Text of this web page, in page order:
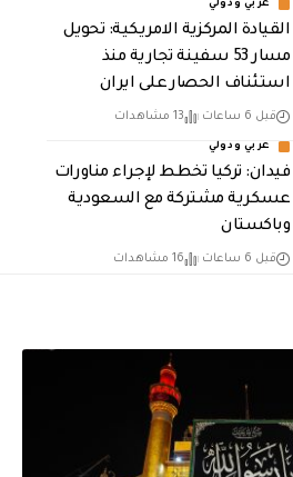
عربي ودولي
القيادة المركزية الامريكية: تحويل
مسار 53 سفينة تجارية منذ
استئناف الحصار على ايران
قبل 6 ساعات 13 مشاهدات
عربي ودولي
فيدان: تركيا تخطط لإجراء مناورات
عسكرية مشتركة مع السعودية
وباكستان
قبل 6 ساعات 16 مشاهدات